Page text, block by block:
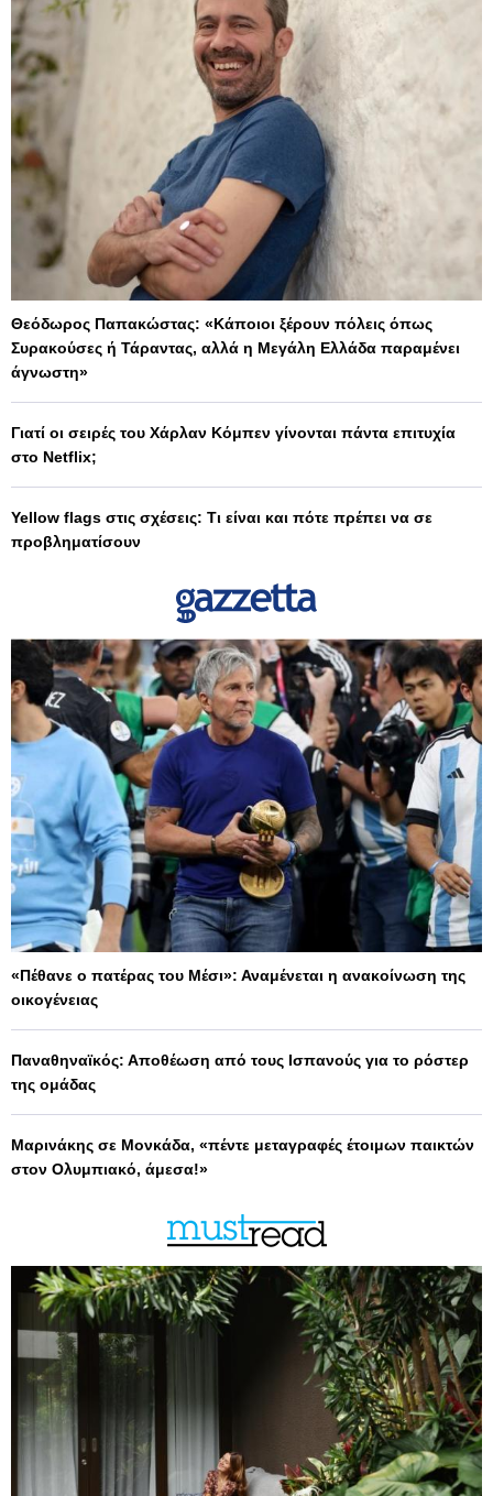
Θεόδωρος Παπακώστας: «Κάποιοι ξέρουν πόλεις όπως
Συρακούσες ή Τάραντας, αλλά η Μεγάλη Ελλάδα παραμένει
άγνωστη»
Γιατί οι σειρές του Χάρλαν Κόμπεν γίνονται πάντα επιτυχία
στο Netflix;
Yellow flags στις σχέσεις: Τι είναι και πότε πρέπει να σε
προβληματίσουν
«Πέθανε ο πατέρας του Μέσι»: Αναμένεται η ανακοίνωση της
οικογένειας
Παναθηναϊκός: Αποθέωση από τους Ισπανούς για το ρόστερ
της ομάδας
Μαρινάκης σε Μονκάδα, «πέντε μεταγραφές έτοιμων παικτών
στον Ολυμπιακό, άμεσα!»